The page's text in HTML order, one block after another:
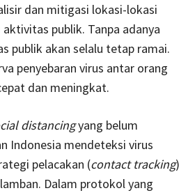
dan mitigasi lokasi-lokasi
publik. Tanpa adanya
publik akan selalu tetap ramai.
penyebaran virus antar orang
dan meningkat.
distancingyang belum
Indonesia mendeteksi virus
pelacakan (contact tracking)
Dalam protokol yang